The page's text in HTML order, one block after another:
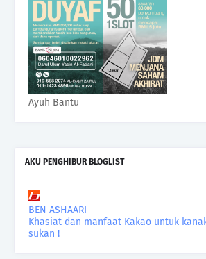
Ayuh Bantu
AKU PENGHIBUR BLOGLIST
BEN ASHAARI
Khasiat dan manfaat Kakao untuk
sukan !